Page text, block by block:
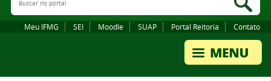
Meu IFMG SEI Moodle SUAP Portal Reitoria Contato